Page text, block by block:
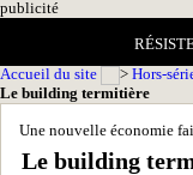
publicité
Accueil du site
Hors-
Le building termitière
Une nouvelle économie
Le building